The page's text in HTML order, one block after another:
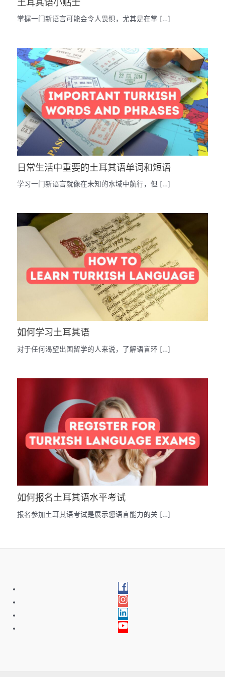
掌握一门新语言可能会令人畏惧，尤其是在掌 […]
日常生活中重要的土耳其语单词和短语
学习一门新语言就像在未知的水域中航行，但 […]
如何学习土耳其语
对于任何渴望出国留学的人来说，了解语言环 […]
如何报名土耳其语水平考试
报名参加土耳其语考试是展示您语言能力的关 […]